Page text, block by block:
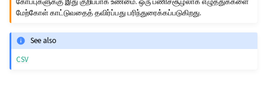
மேற்கோள் காட்டுவதைத் தவிர்ப்பது பரிந்துரைக்கப்படுகிறது.
See also
CSV